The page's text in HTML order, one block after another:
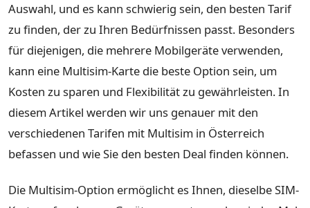
Auswahl, und es kann schwierig sein, den besten Tarif
zu finden, der zu Ihren Bedürfnissen passt. Besonders
für diejenigen, die mehrere Mobilgeräte verwenden,
kann eine Multisim-Karte die beste Option sein, um
Kosten zu sparen und Flexibilität zu gewährleisten. In
diesem Artikel werden wir uns genauer mit den
verschiedenen Tarifen mit Multisim in Österreich
befassen und wie Sie den besten Deal finden können.
Die Multisim-Option ermöglicht es Ihnen, dieselbe SIM-